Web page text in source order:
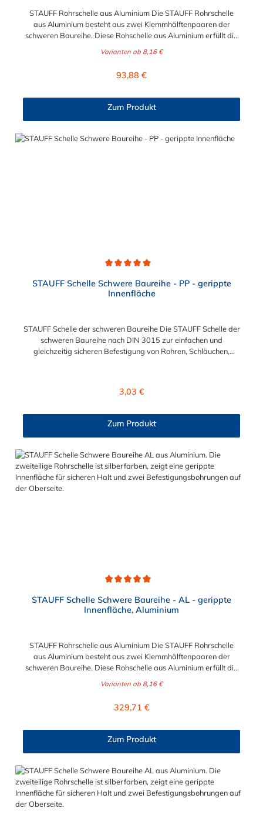
STAUFF Rohrschelle aus Aluminium Die STAUFF Rohrschelle
aus Aluminium besteht aus zwei Klemmhälftenpaaren der
schweren Baureihe. Diese Rohschelle aus Aluminium erfüllt die
Befestigung von Rohren, Schläuchen, Kabeln und anderen
Aluminium kann zwischen 6 mm und 324 mm gewählt werden.
- 8S M20 x 190 - 9S M24 x 220 - 10S M30 x 300 - 11S M30 x
Varianten ab 8,16 €
Regulärer Preis:
93,88 €
Zum Produkt
STAUFF Schelle Schwere Baureihe - PP - gerippte
Innenfläche
STAUFF Schelle der schweren Baureihe Die STAUFF Schelle der
schweren Baureihe nach DIN 3015 zur einfachen und
gleichzeitig sicheren Befestigung von Rohren, Schläuchen,
Polypropylen. Passende Schrauben für die STAUFF Schelle der
100 M12 x 80 7S M16 x 130 - 8S M20 x 190 - 9S M24 x 220 -
10S M30 x 300 - 11S M30 x 450 - 12S M30 x 560 -
Regulärer Preis:
3,03 €
Zum Produkt
STAUFF Schelle Schwere Baureihe - AL - gerippte
Innenfläche, Aluminium
STAUFF Rohrschelle aus Aluminium Die STAUFF Rohrschelle
aus Aluminium besteht aus zwei Klemmhälftenpaaren der
schweren Baureihe. Diese Rohschelle aus Aluminium erfüllt die
Befestigung von Rohren, Schläuchen, Kabeln und anderen
Aluminium kann zwischen 6 mm und 324 mm gewählt werden.
5S M10 x 70 M10 x 50 6S M12 x 100 M12 x 80 7S M16 x 130
- 8S M20 x 190 - 9S M24 x 220 - 10S M30 x 300 - 11S M30 x
450 - 12S M30 x 560 -
Varianten ab 8,16 €
Regulärer Preis:
329,71 €
Zum Produkt